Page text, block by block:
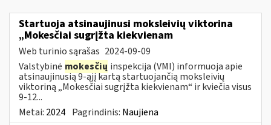
Startuoja atsinaujinusi moksleivių viktorina
„Mokesčiai sugrįžta kiekvienam
Web turinio sąrašas 2024-09-09
Valstybinė mokesčių inspekcija (VMI) informuoja apie
atsinaujinusią 9-ąjį kartą startuojančią moksleivių
viktoriną „Mokesčiai sugrįžta kiekvienam“ ir kviečia visus
9-12...
Metai: 2024 Pagrindinis: Naujiena